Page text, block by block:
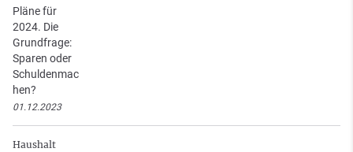
Pläne für
2024. Die
Grundfrage:
Sparen oder
Schuldenmac
hen?
01.12.2023
Haushalt